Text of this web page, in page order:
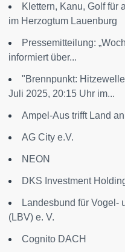
Klettern, Kanu, Golf für
im Herzogtum Lauenburg
Pressemitteilung:
informiert über...
"Brennpunkt:
Juli 2025, 20:15 Uhr im...
Ampel-Aus trifft Land
AG City e.V.
NEON
DKS Investment
Landesbund für Vogel-
(LBV) e. V.
Cognito DACH